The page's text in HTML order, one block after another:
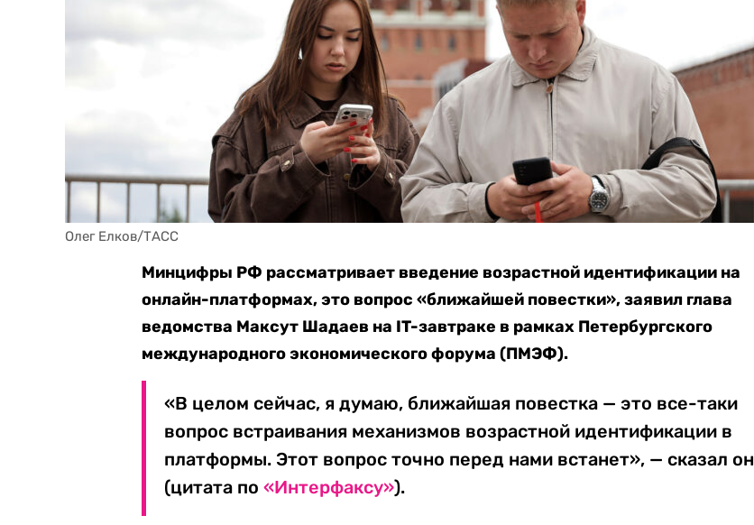
Олег Елков/ТАСС
Минцифры РФ рассматривает введение возрастной идентификации на
онлайн-платформах, это вопрос «ближайшей повестки», заявил глава
ведомства Максут Шадаев на IT-завтраке в рамках Петербургского
международного экономического форума (ПМЭФ).
«В целом сейчас, я думаю, ближайшая повестка — это все-таки
вопрос встраивания механизмов возрастной идентификации в
платформы. Этот вопрос точно перед нами встанет», — сказал он
(цитата по«Интерфаксу»).